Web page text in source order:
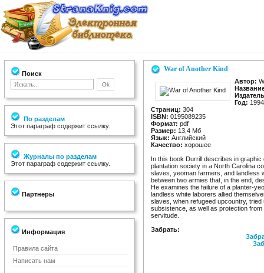
Поиск
По разделам
Этот параграф содержит ссылку.
Журналы по разделам
Этот параграф содержит ссылку.
Партнеры
Информация
Правила сайта
Написать нам
War of Another Kind
Автор:
Год: 1994
Страниц: 304
ISBN: 0195089235
Формат: pdf
Размер: 13,4 Мб
Язык: Английский
Качество: хорошее
In this book Durrill describes in
plantation society in a North Carolina
slaves, yeoman farmers, and landless
between two armies that, in the end,
He examines the failure of a planter-
landless white laborers allied
slaves, when refugeed upcountry,
subsistence, as well as protection
servitude.
Забрать: